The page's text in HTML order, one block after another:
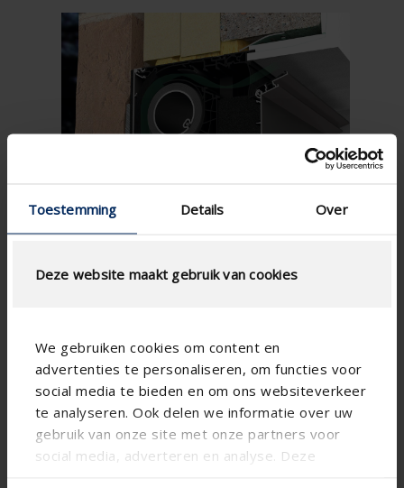
Toestemming Details Over
Deze website maakt gebruik van cookies
We gebruiken cookies om content en
advertenties te personaliseren, om functies voor
social media te bieden en om ons websiteverkeer
te analyseren. Ook delen we informatie over uw
gebruik van onze site met onze partners voor
social media, adverteren en analyse. Deze